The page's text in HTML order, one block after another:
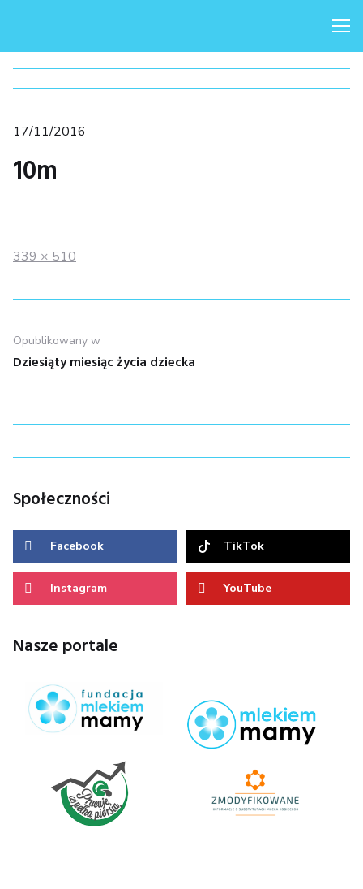
Posted
17/11/2016
10m
Full
339 × 510
Nawigacja
wpisu
Opublikowany w
Dziesiąty miesiąc życia dziecka
Społeczności
Facebook TikTok
Instagram YouTube
Nasze portale